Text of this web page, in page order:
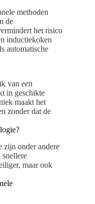
methoden
de
het risico
inductiekoken
automatische
van een
in geschikte
maakt het
zonder dat de
zijn onder andere
snellere
maar ook